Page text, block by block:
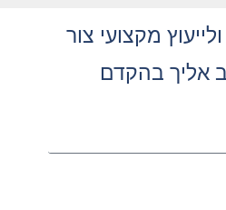
מקצועי צור
אליך בהקדם